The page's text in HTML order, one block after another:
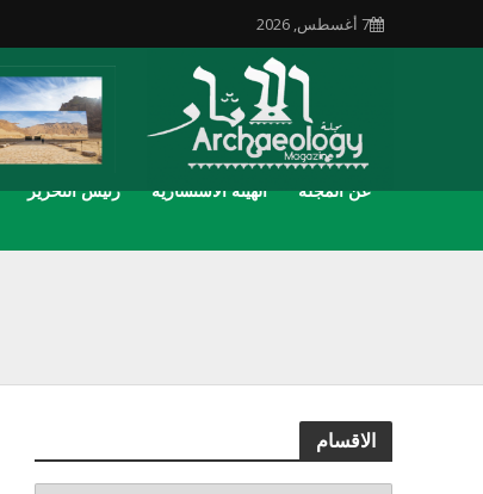
7 أغسطس, 2026
رئيس التحرير الهيئة الاستشارية عن المجلة
الاقسام